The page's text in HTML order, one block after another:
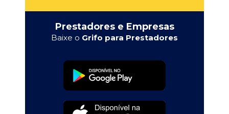
Prestadores e Empresas
Baixe o Grifo para Prestadores